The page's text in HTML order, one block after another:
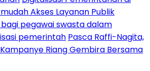
Akses Layanan Publik
pegawai swasta dalam
pemerintah Pasca Raffi-Nagita,
Riang Gembira Bersama